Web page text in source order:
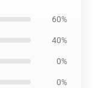
60%
40%
0%
0%